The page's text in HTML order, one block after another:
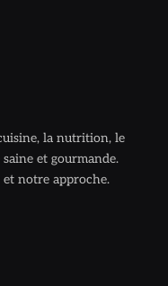
la nutrition, le
et gourmande.
notre approche.